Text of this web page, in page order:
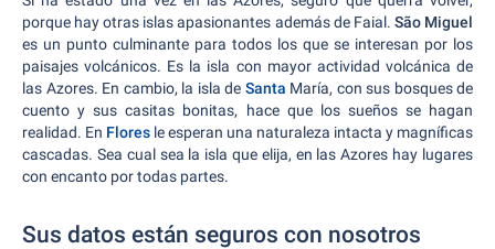
porque hay otras islas apasionantes además de Faial. São Miguel
es un punto culminante para todos los que se interesan por los
paisajes volcánicos. Es la isla con mayor actividad volcánica de
las Azores. En cambio, la isla de Santa María, con sus bosques de
cuento y sus casitas bonitas, hace que los sueños se hagan
realidad. En Flores le esperan una naturaleza intacta y magníficas
cascadas. Sea cual sea la isla que elija, en las Azores hay lugares
con encanto por todas partes.
Sus datos están seguros con nosotros